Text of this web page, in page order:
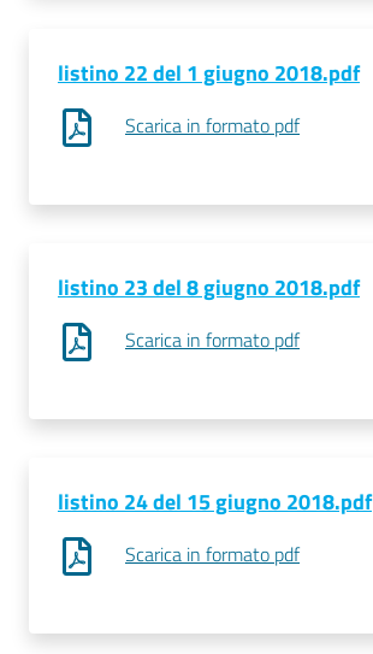
listino 22 del 1 giugno 2018.pdf
Scarica in formato pdf
listino 23 del 8 giugno 2018.pdf
Scarica in formato pdf
listino 24 del 15 giugno 2018.pdf
Scarica in formato pdf